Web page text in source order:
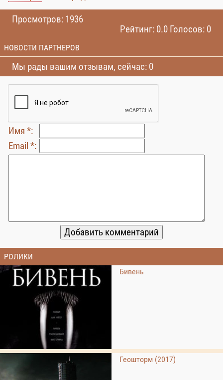
Просмотров: 1936
Рейтинг: 0.0 Голосов: 0
НОВОСТИ ПАРТНЕРОВ
Мы рады вашим отзывам, сейчас: 0
Имя *:
Email *:
РОЛИКИ
Бивень
Геошторм (2017)